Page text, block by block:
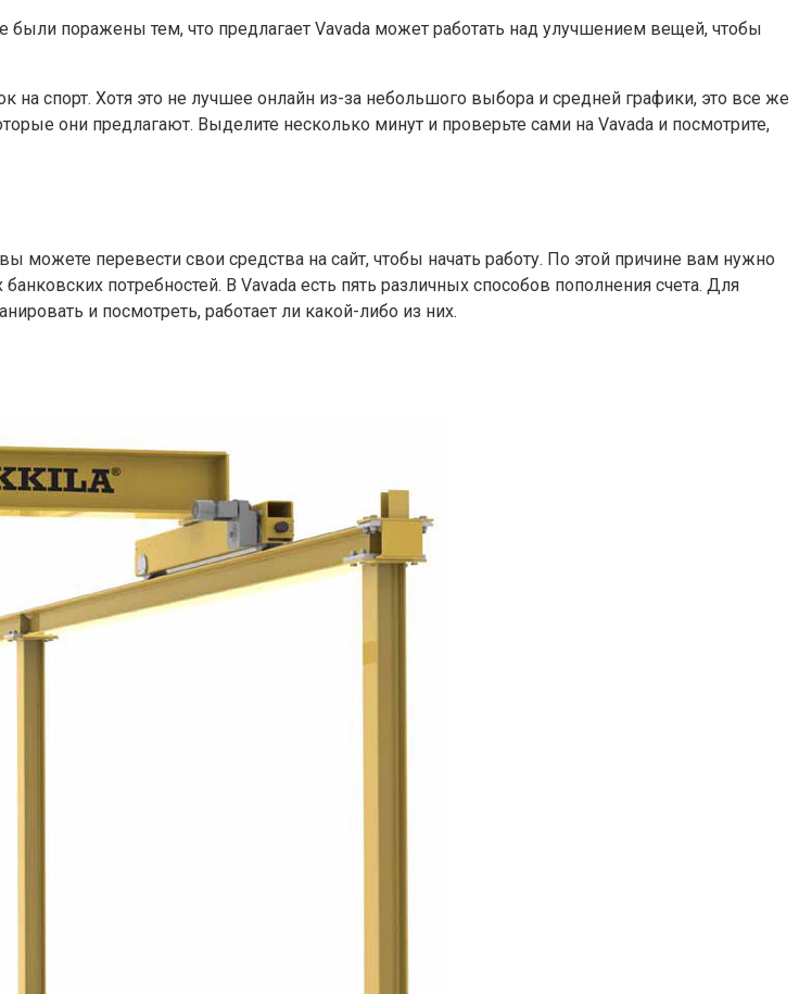
поражены тем, что предлагает Vavada может работать над улучшением вещей, чтобы
на спорт. Хотя это не лучшее онлайн из-за небольшого выбора и средней графики, это все же
они предлагают. Выделите несколько минут и проверьте сами на Vavada и посмотрите,
можете перевести свои средства на сайт, чтобы начать работу. По этой причине вам нужно
потребностей. В Vavada есть пять различных способов пополнения счета. Для
и посмотреть, работает ли какой-либо из них.